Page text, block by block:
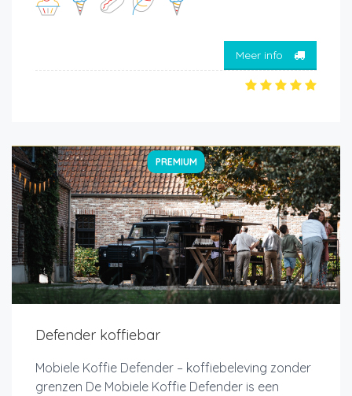
Meer info
PREMIUM
Defender koffiebar
Mobiele Koffie Defender – koffiebeleving zonder
grenzen De Mobiele Koffie Defender is een